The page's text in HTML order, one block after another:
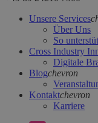
Unsere Services
Über Uns
So
Cross Industry
Digitale
Blogchevron
Kontaktchevron
Karriere